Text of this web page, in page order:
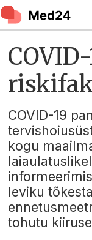
COVID-19
kogu
leviku
tohutu